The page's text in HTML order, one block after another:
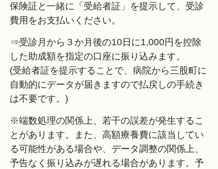
保険証と一緒に「受給者証」を提示して、受診
費用をお支払いください。
⇒受診月から３か月後の10日に1,000円を控除
した助成額を指定の口座に振り込みます。
(受給者証を提示することで、病院から三股町に
自動的にデータが届きますので払戻しの手続き
は不要です。)
※端数処理の関係上、若干の誤差が発生するこ
とがあります。また、高額療養費に該当してい
る可能性がある場合や、データ調整の関係上、
予告なく振り込みが遅れる場合があります。予